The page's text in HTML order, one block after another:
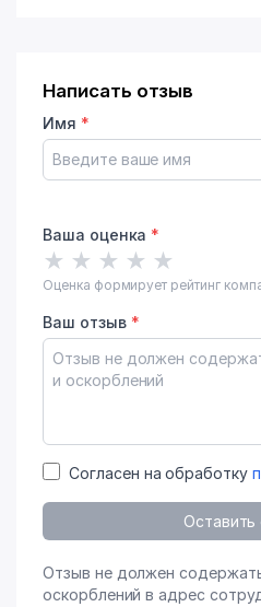
Написать отзыв
Имя *
Ваша оценка *
★ ★ ★ ★ ★
Оценка формирует рейтинг
Ваш отзыв *
Согласен на обработку
Оставить
Отзыв не должен
оскорблений в адрес